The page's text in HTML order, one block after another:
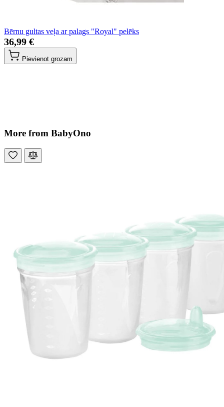
Bērnu gultas veļa ar palags "Royal" pelēks
36,99 €
Pievienot grozam
More from BabyOno